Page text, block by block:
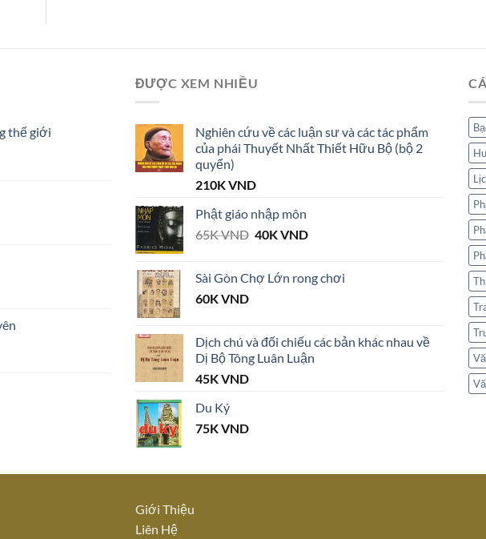
thế giới
ĐƯỢC XEM NHIỀU
Nghiên cứu về các luận sư và các tác phẩm
của phái Thuyết Nhất Thiết Hữu Bộ (bộ 2
quyển)
210KVND
Phật giáo nhập môn
65KVND Giá
65K VND.
40KVNDGiá
là:
Sài Gòn Chợ Lớn rong chơi
60KVND
Dịch chú và đối chiếu các bản khác nhau về
Dị Bộ Tông Luân Luận
45KVND
Du Ký
75KVND
Giới Thiệu
Liên Hệ